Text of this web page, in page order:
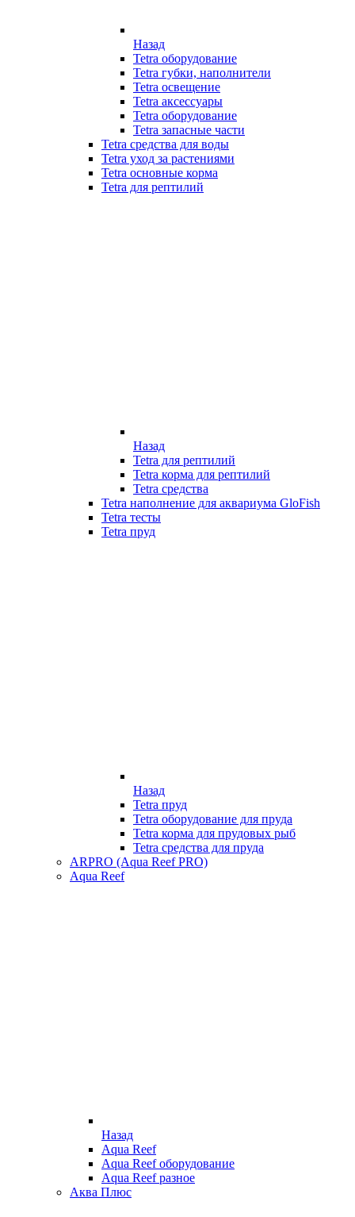
Назад
Tetra оборудование
Tetra губки, наполнители
Tetra освещение
Tetra аксессуары
Tetra оборудование
Tetra запасные части
Tetra средства для воды
Tetra уход за растениями
Tetra основные корма
Tetra для рептилий
Назад
Tetra для рептилий
Tetra корма для рептилий
Tetra средства
Tetra наполнение для аквариума GloFish
Tetra тесты
Tetra пруд
Назад
Tetra пруд
Tetra оборудование для пруда
Tetra корма для прудовых рыб
Tetra средства для пруда
ARPRO (Aqua Reef PRO)
Aqua Reef
Назад
Aqua Reef
Aqua Reef оборудование
Aqua Reef разное
Аква Плюс